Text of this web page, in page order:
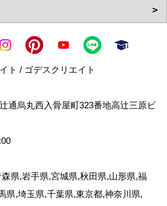
ト / ゴデスクリエイト
通烏丸西入骨屋町323番地高辻三原ビ
県,岩手県,宮城県,秋田県,山形県,福
県,埼玉県,千葉県,東京都,神奈川県,